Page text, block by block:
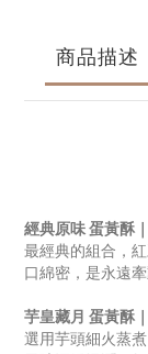
商品描述
經典原味 蛋黃酥
最經典的組合，
口綿密，是永遠
芋皇藏月 蛋黃酥
選用芋頭細火蒸